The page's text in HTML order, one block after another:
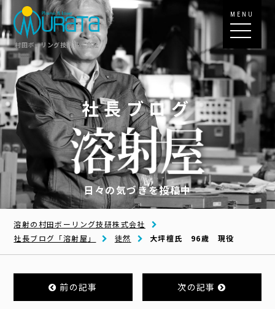
村田ボーリング技研株式会社
MENU
社長ブログ
日々の気づきを投稿中
溶射の村田ボーリング技研株式会社
社長ブログ「溶射屋」
徒然 大坪檀氏 96歳 現役
前の記事 次の記事